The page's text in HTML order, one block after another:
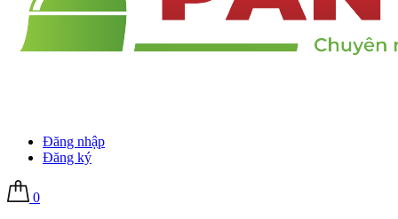
Đăng nhập
Đăng ký
0